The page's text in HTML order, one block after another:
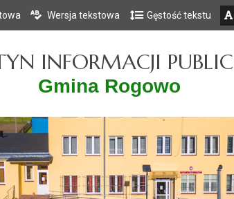
Przejdź do głównego menu
Przejdź do treści
Przejdź do mapy serwisu
Wersja tekstowa Gęstość tekstu
INFORMACJI
Gmina Rogowo